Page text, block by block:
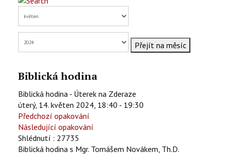
KONTAKTY
EN
Přejít na měsíc
Biblická hodina
Biblická hodina - Úterek na Zderaze
úterý, 14. květen 2024, 18:40 - 19:30
Předchozí opakování
Následující opakování
Shlédnutí : 27735
Biblická hodina s Mgr. Tomášem Novákem, Th.D.